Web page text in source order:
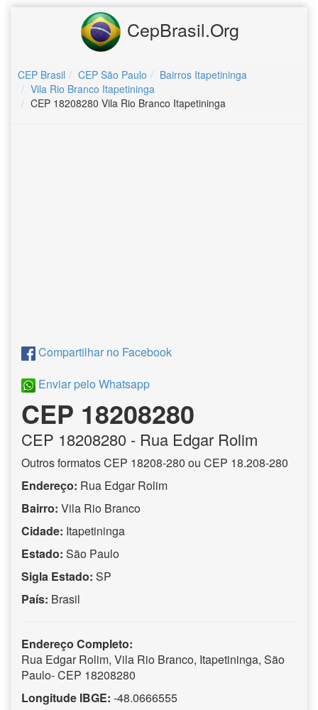
CepBrasil.Org
CEP Brasil CEP São Paulo
Bairros Itapetininga
Vila Rio Branco Itapetininga
CEP 18208280 Vila Rio Branco Itapetininga
Compartilhar no Facebook
Enviar pelo Whatsapp
CEP 18208280
CEP 18208280 - Rua Edgar Rolim
Outros formatos CEP 18208-280 ou CEP 18.208-280
Endereço: Rua Edgar Rolim
Bairro: Vila Rio Branco
Cidade: Itapetininga
Estado: São Paulo
Sigla Estado: SP
País: Brasil
Endereço Completo:
Rua Edgar Rolim, Vila Rio Branco, Itapetininga, São
Paulo- CEP 18208280
Longitude IBGE: -48.0666555